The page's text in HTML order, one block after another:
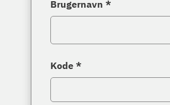
Brugernavn *
Kode *